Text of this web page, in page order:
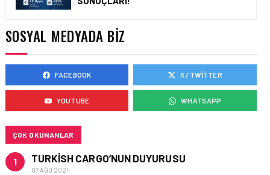
ÇELEBI HAVACILIK
KURTARMA BIRLIĞI’NE
ANLAMLI DESTEK!
HAVACILIK • 05 AĞU 2026
AIRBUS A320NEO
UÇAKLARINDA YOLCU
BINIŞ SÜREÇLERI
SOSYAL MEDYADA BIZ
FACEBOOK X / TWITTER
YOUTUBE WHATSAPP
ÇOK OKUNANLAR
1 TURKISH CARGO’NUN DUYURUSU
07 AĞU 2024